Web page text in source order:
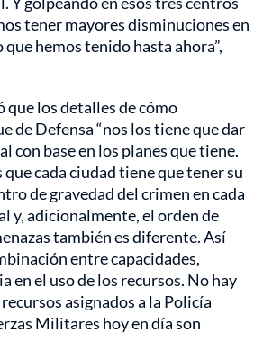
tener mayores disminuciones en
hemos tenido hasta ahora”,
que los detalles de cómo
de Defensa “nos los tiene que dar
con base en los planes que tiene.
que cada ciudad tiene que tener su
de gravedad del crimen en cada
y, adicionalmente, el orden de
también es diferente. Así
entre capacidades,
en el uso de los recursos. No hay
asignados a la Policía
Militares hoy en día son